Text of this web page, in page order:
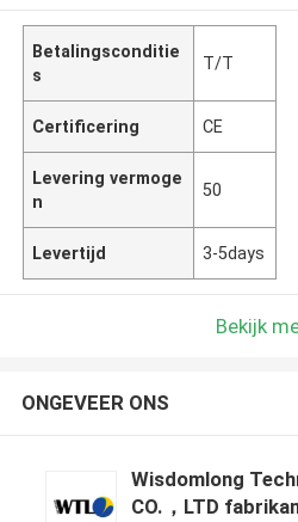
Betalingsconditie
s
T/T
Certificering CE
Levering vermoge
n
50
Levertijd 3-5days
Bekijk
ONGEVEER ONS
Wisdomlong
CO.，LTD